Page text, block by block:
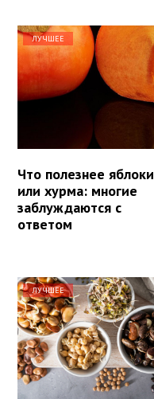
ЛУЧШЕЕ
Что полезнее яблоки
или хурма: многие
заблуждаются с
ответом
ЛУЧШЕЕ